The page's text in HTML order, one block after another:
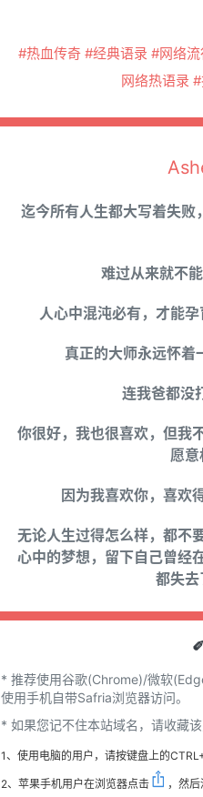
#热血传奇 #经典语录 #网络
网络热语录
迄今所有人生都大写着失
难过从来就不
人心中混沌必有，才能
真正的大师永远怀
连我爸都
你很好，我也很喜欢，但
愿
因为我喜欢你，喜
无论人生过得怎么样，都不
心中的梦想，留下自己曾经
都失去
* 推荐使用谷歌(Chrome)/微软
使用手机自带Safria浏览器访问。
* 如果您记不住本站域名，请收藏
1、使用电脑的用户，请按键盘上的
2、苹果手机用户在浏览器点击 ，然后